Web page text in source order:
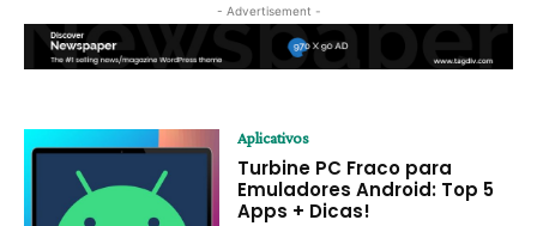
- Advertisement -
Aplicativos
Turbine PC Fraco para
Emuladores Android: Top 5
Apps + Dicas!